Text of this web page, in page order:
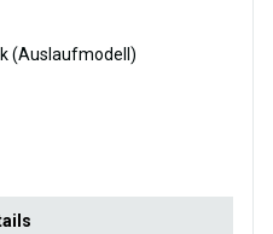
(Auslaufmodell)